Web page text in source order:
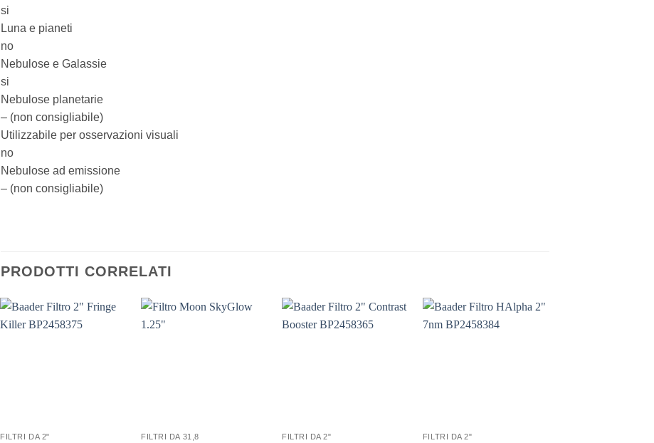
si
Luna e pianeti
no
Nebulose e Galassie
si
Nebulose planetarie
– (non consigliabile)
Utilizzabile per osservazioni visuali
no
Nebulose ad emissione
– (non consigliabile)
PRODOTTI CORRELATI
FILTRI DA 2" FILTRI DA 31,8 FILTRI DA 2" FILTRI DA 2"